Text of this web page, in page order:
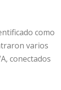
como
varios
conectados